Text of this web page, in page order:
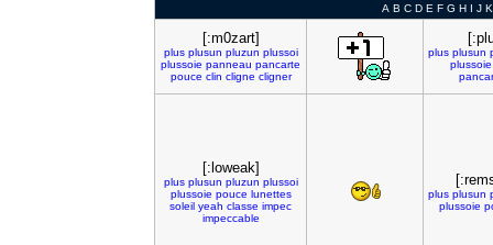
A B C D E F G H I J K
[:m0zart]
plus plusun pluzun plussoi
plussoie panneau pancarte
pouce clin cligne cligner
plus plusun
plussoie
[:loweak]
plus plusun pluzun plussoi
plussoie pouce lunettes
soleil yeah classe impec
impeccable
plus plusun
plussoie